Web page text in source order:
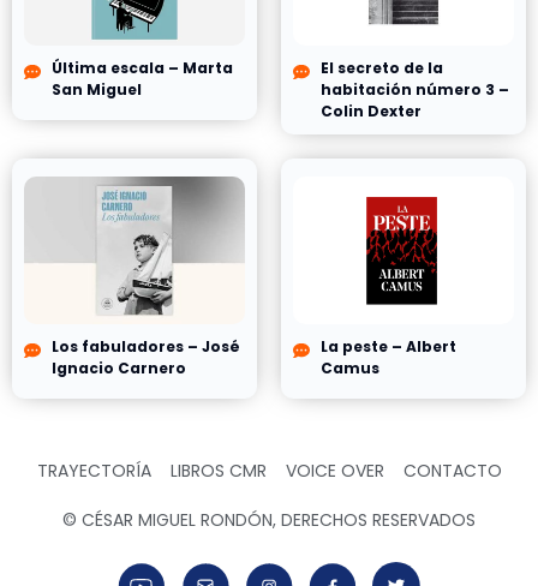
Última escala – Marta
San Miguel
El secreto de la
habitación número 3 –
Colin Dexter
Los fabuladores – José
Ignacio Carnero
La peste – Albert
Camus
TRAYECTORÍA LIBROS CMR VOICE OVER CONTACTO
© CÉSAR MIGUEL RONDÓN, DERECHOS RESERVADOS